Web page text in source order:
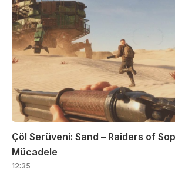
Çöl Serüveni: Sand – Raiders of
Mücadele
12:35